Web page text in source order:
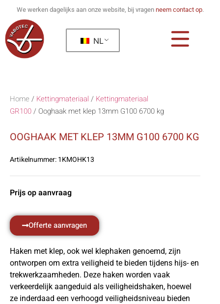
We werken dagelijks aan onze website, bij vragen neem contact op.
NL
Home / Kettingmateriaal / Kettingmateriaal
GR100/ Ooghaak met klep 13mm G100 6700 kg
OOGHAAK MET KLEP 13MM G100 6700 KG
Artikelnummer:1KMOHK13
Prijs op aanvraag
Offerte aanvragen
Haken met klep, ook wel klephaken genoemd, zijn
ontworpen om extra veiligheid te bieden tijdens hijs- en
trekwerkzaamheden. Deze haken worden vaak
verkeerdelijk aangeduid als veiligheidshaken, hoewel
ze inderdaad een verhoogd veiligheidsniveau bieden